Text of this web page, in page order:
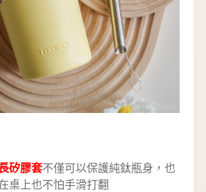
矽膠套不僅可以保護純鈦瓶身，也
桌上也不怕手滑打翻